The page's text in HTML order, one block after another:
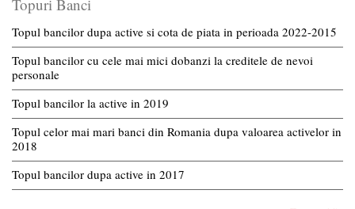
Topuri Banci
Topul bancilor dupa active si cota de piata in perioada 2022-2015
Topul bancilor cu cele mai mici dobanzi la creditele de nevoi
personale
Topul bancilor la active in 2019
Topul celor mai mari banci din Romania dupa valoarea activelor in
2018
Topul bancilor dupa active in 2017